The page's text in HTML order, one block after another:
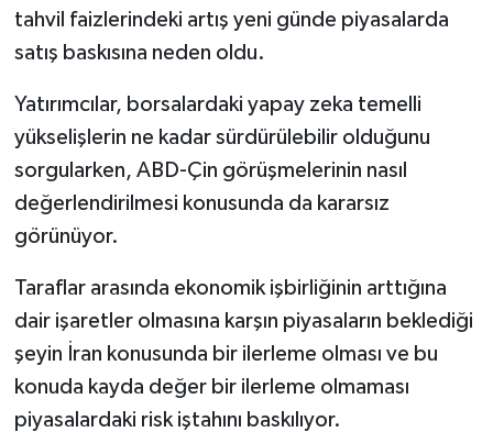
tahvil faizlerindeki artış yeni günde piyasalarda
satış baskısına neden oldu.
Yatırımcılar, borsalardaki yapay zeka temelli
yükselişlerin ne kadar sürdürülebilir olduğunu
sorgularken, ABD-Çin görüşmelerinin nasıl
değerlendirilmesi konusunda da kararsız
görünüyor.
Taraflar arasında ekonomik işbirliğinin arttığına
dair işaretler olmasına karşın piyasaların beklediği
şeyin İran konusunda bir ilerleme olması ve bu
konuda kayda değer bir ilerleme olmaması
piyasalardaki risk iştahını baskılıyor.